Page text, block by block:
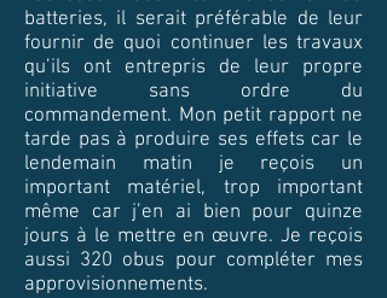
batteries, il serait préférable de leur
fournir de quoi continuer les travaux
qu’ils ont entrepris de leur propre
initiative sans ordre du
commandement. Mon petit rapport ne
tarde pas à produire ses effets car le
lendemain matin je reçois un
important matériel, trop important
même car j’en ai bien pour quinze
jours à le mettre en œuvre. Je reçois
aussi 320 obus pour compléter mes
approvisionnements.